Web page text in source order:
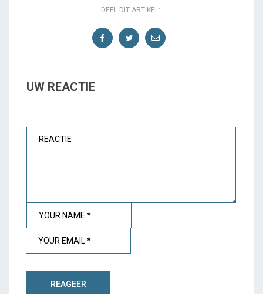
DEEL DIT ARTIKEL:
UW REACTIE